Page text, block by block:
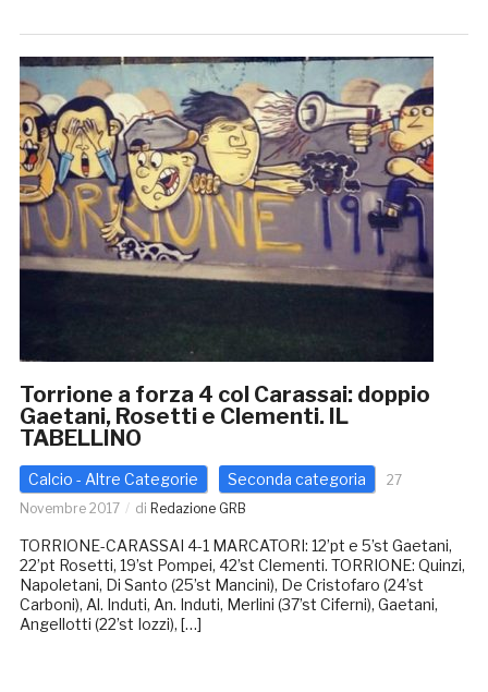
Torrione a forza 4 col Carassai: doppio
Gaetani, Rosetti e Clementi. IL
TABELLINO
Calcio - Altre Categorie Seconda categoria
27
Novembre 2017
di Redazione GRB
TORRIONE-CARASSAI 4-1 MARCATORI: 12’pt e 5’st Gaetani,
22’pt Rosetti, 19’st Pompei, 42’st Clementi. TORRIONE: Quinzi,
Napoletani, Di Santo (25’st Mancini), De Cristofaro (24’st
Carboni), Al. Induti, An. Induti, Merlini (37’st Ciferni), Gaetani,
Angellotti (22’st Iozzi), […]